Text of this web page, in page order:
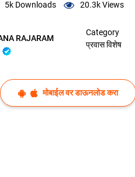
5k Downloads 20.3kViews
RAJARAM
Category
प्रवास विशेष
मोबाईल वर डाऊनलोड करा